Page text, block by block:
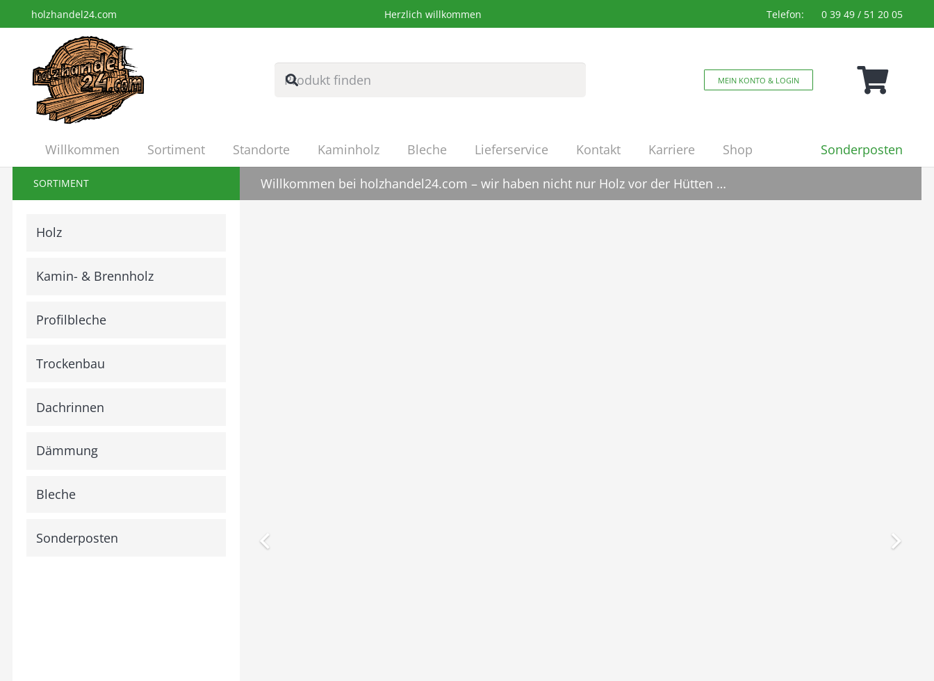
holzhandel24.com Herzlich willkommen Telefon: 0 39 49 / 51 20 05
MEIN KONTO & LOGIN
Willkommen Sortiment Standorte Kaminholz Bleche Lieferservice Kontakt Karriere Shop Sonderposten
SORTIMENT
Holz
Kamin- & Brennholz
Profilbleche
Trockenbau
Dachrinnen
Dämmung
Bleche
Sonderposten
Willkommen bei holzhandel24.com – wir haben nicht nur Holz vor der Hütten …